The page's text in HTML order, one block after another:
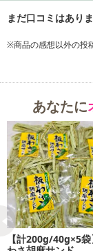
※商品の感想以外の投
あなたに
【計200g/40g×5